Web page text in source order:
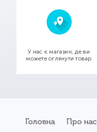
У нас є магазин, де ви
можете оглянути товар
Головна Про нас